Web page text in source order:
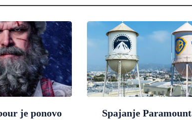
je ponovo
Spajanje